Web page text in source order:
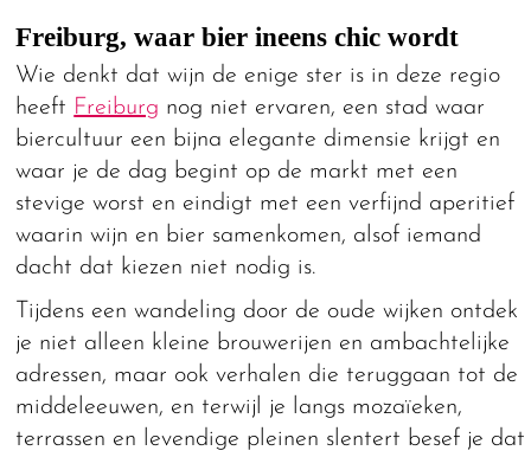
Freiburg, waar bier ineens chic wordt
Wie denkt dat wijn de enige ster is in deze regio
heeft Freiburg nog niet ervaren, een stad waar
biercultuur een bijna elegante dimensie krijgt en
waar je de dag begint op de markt met een
stevige worst en eindigt met een verfijnd aperitief
waarin wijn en bier samenkomen, alsof iemand
dacht dat kiezen niet nodig is.
Tijdens een wandeling door de oude wijken ontdek
je niet alleen kleine brouwerijen en ambachtelijke
adressen, maar ook verhalen die teruggaan tot de
middeleeuwen, en terwijl je langs mozaïeken,
terrassen en levendige pleinen slentert besef je dat